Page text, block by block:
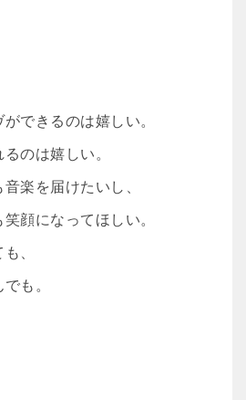
できるのは嬉しい。
のは嬉しい。
楽を届けたいし、
顔になってほしい。
、
も。